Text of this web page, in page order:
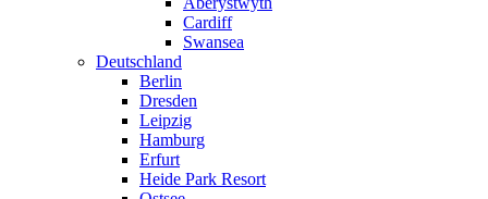
Cardiff
Swansea
Deutschland
Berlin
Dresden
Leipzig
Hamburg
Erfurt
Heide Park Resort